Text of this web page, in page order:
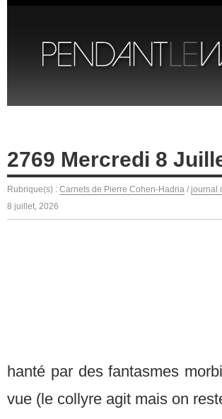
2769 Mercredi 8
Rubrique(s) : Carnets de Pierre Cohen-Hadria / journal
8 juillet, 2026
hanté par des fantasmes
vue (le collyre agit mais on